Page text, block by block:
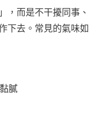
，而是不干擾同事、
下去。常見的氣味如
膩